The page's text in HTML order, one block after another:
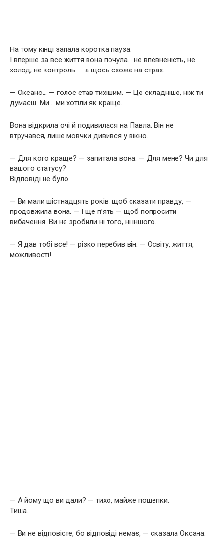
На тому кінці запала коротка пауза.
І вперше за все життя вона почула… не впевненість, не
холод, не контроль — а щось схоже на страх.
— Оксано… — голос став тихішим. — Це складніше, ніж ти
думаєш. Ми… ми хотіли як краще.
Вона відкрила очі й подивилася на Павла. Він не
втручався, лише мовчки дивився у вікно.
— Для кого краще? — запитала вона. — Для мене? Чи для
вашого статусу?
Відповіді не було.
— Ви мали шістнадцять років, щоб сказати правду, —
продовжила вона. — І ще п’ять — щоб попросити
вибачення. Ви не зробили ні того, ні іншого.
— Я дав тобі все! — різко перебив він. — Освіту, життя,
можливості!
— А йому що ви дали? — тихо, майже пошепки.
Тиша.
— Ви не відповісте, бо відповіді немає, — сказала Оксана.